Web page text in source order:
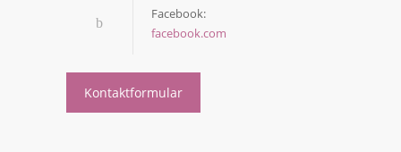
Face­book:
facebook.com
Kon­takt­for­mu­lar